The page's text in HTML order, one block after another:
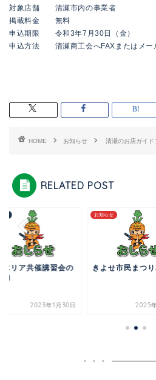
対象店舗 清瀬市内の事業者
掲載料金 無料
申込期限 令和3年7月30日（金）
申込方法 清瀬商工会へFAXまたはメー
HOME お知らせ 清瀬のお店ガイ
RELATED POST
エリア共催講習会の
内
2023年1月30日
お知らせ
きよせ市民まつ
2025